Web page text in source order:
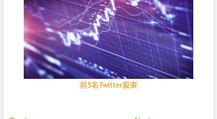
前5名Twitter股東